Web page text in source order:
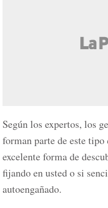
Según los expertos, los
forman parte de este
excelente forma de
fijando en usted o si
autoengañado.